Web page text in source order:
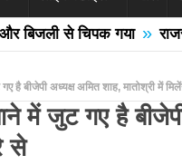
से चिपक गया »
है बीजेपी अध्यक्ष अमित शाह, मातोश्री में
में जुट गए है
से